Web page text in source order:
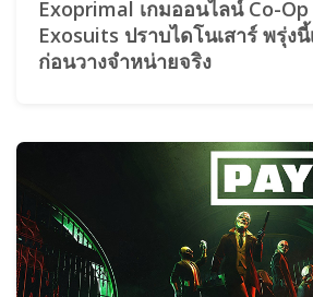
Exoprimal เกมออนไลน์ Co-
Exosuits ปราบไดโนเสาร์ พรุ่ง
ก่อนวางจำหน่ายจริง